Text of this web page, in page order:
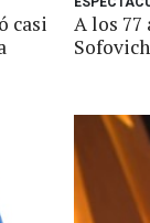
casi
A los 77
Sofovich